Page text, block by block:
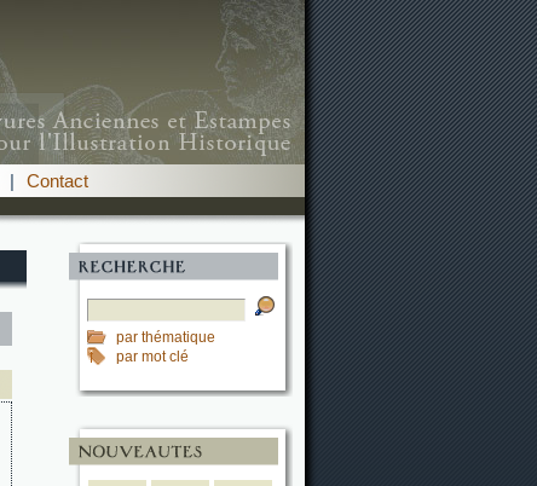
| Contact
par thématique
par mot clé